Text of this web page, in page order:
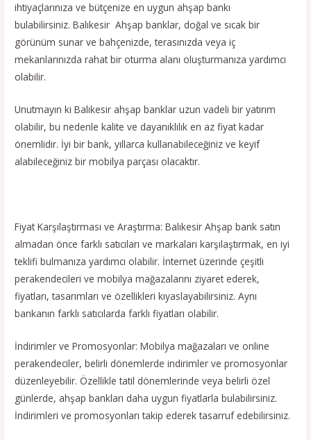
ihtiyaçlarınıza ve bütçenize en uygun ahşap bankı
bulabilirsiniz. Balıkesir Ahşap banklar, doğal ve sıcak bir
görünüm sunar ve bahçenizde, terasınızda veya iç
mekanlarınızda rahat bir oturma alanı oluşturmanıza yardımcı
olabilir.
Unutmayın ki Balıkesir ahşap banklar uzun vadeli bir yatırım
olabilir, bu nedenle kalite ve dayanıklılık en az fiyat kadar
önemlidir. İyi bir bank, yıllarca kullanabileceğiniz ve keyif
alabileceğiniz bir mobilya parçası olacaktır.
Fiyat Karşılaştırması ve Araştırma: Balıkesir Ahşap bank satın
almadan önce farklı satıcıları ve markaları karşılaştırmak, en iyi
teklifi bulmanıza yardımcı olabilir. İnternet üzerinde çeşitli
perakendecileri ve mobilya mağazalarını ziyaret ederek,
fiyatları, tasarımları ve özellikleri kıyaslayabilirsiniz. Aynı
bankanın farklı satıcılarda farklı fiyatları olabilir.
İndirimler ve Promosyonlar: Mobilya mağazaları ve online
perakendeciler, belirli dönemlerde indirimler ve promosyonlar
düzenleyebilir. Özellikle tatil dönemlerinde veya belirli özel
günlerde, ahşap bankları daha uygun fiyatlarla bulabilirsiniz.
İndirimleri ve promosyonları takip ederek tasarruf edebilirsiniz.